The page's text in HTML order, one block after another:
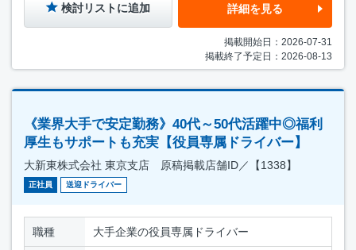
検討リストに追加 詳細を見る
掲載開始日：2026-07-31
掲載終了予定日：2026-08-13
《業界大手で安定勤務》40代～50代活躍中◎福利
厚生もサポートも充実【役員専属ドライバー】
大新東株式会社 東京支店 原稿掲載店舗ID／【1338】
正社員 送迎ドライバー
職種 大手企業の役員専属ドライバー